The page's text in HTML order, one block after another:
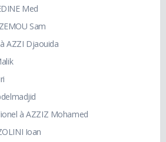
Med
Sam
AZZI Djaouida
à AZZIZ Mohamed
Ioan